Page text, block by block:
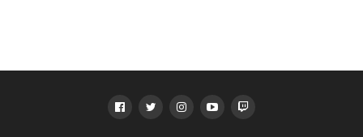
Fonte:Twitter da Insomniac.